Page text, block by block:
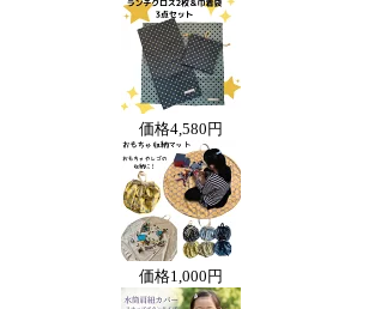
価格4,580円
価格1,000円